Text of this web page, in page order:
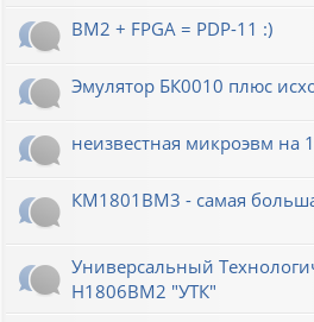
ВМ2 + FPGA = PDP-11 :)
Эмулятор БК0010 плюс
неизвестная микроэвм на
КМ1801ВМ3 - самая
Универсальный
Н1806ВМ2 "УТК"